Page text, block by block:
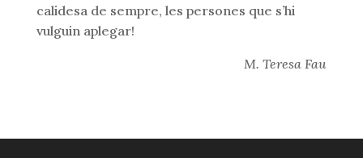
calidesa de sempre, les persones que s’hi
vulguin aplegar!
M. Teresa Fau